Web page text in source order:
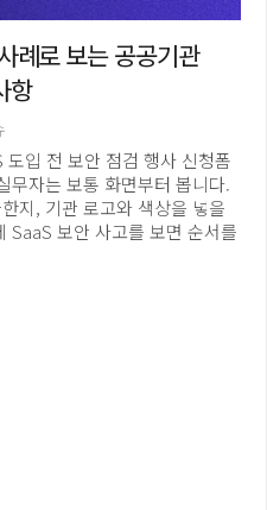
례로 보는 공공기관
항
입 전 보안 점검 행사 신청폼
무자는 보통 화면부터 봅니다.
지, 기관 로고와 색상을 넣을
SaaS 보안 사고를 보면 순서를